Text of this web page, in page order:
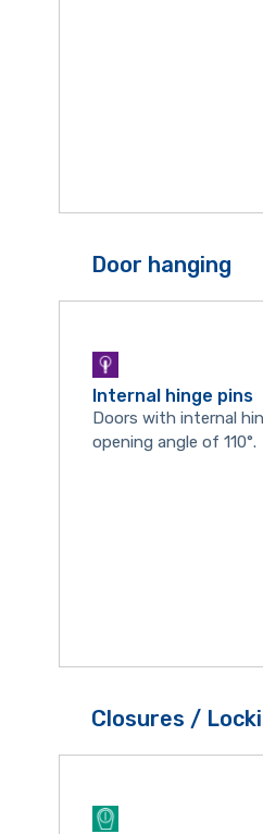
Door hanging
Internal hinge pins
Doors with internal
opening angle of 110°.
Closures /